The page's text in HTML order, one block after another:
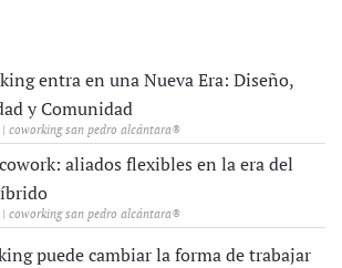
entra en una Nueva Era: Diseño,
y Comunidad
| coworking san pedro alcántara®
aliados flexibles en la era del
| coworking san pedro alcántara®